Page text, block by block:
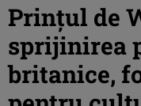
Prințul de
sprijinirea
britanice,